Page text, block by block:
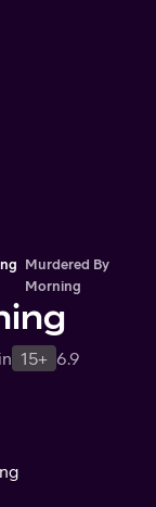
Murdered By
Morning
15+ 6.9